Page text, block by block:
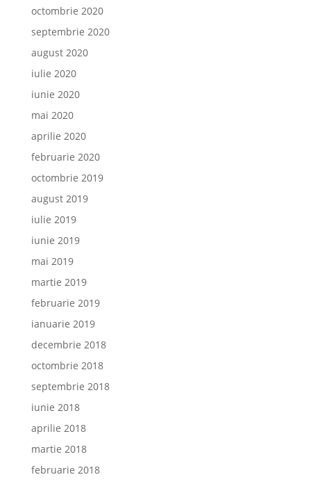
octombrie 2020
septembrie 2020
august 2020
iulie 2020
iunie 2020
mai 2020
aprilie 2020
februarie 2020
octombrie 2019
august 2019
iulie 2019
iunie 2019
mai 2019
martie 2019
februarie 2019
ianuarie 2019
decembrie 2018
octombrie 2018
septembrie 2018
iunie 2018
aprilie 2018
martie 2018
februarie 2018